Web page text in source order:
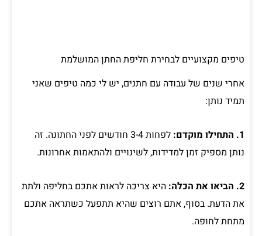
טיפים מקצועיים לבחירת חליפת החתן המושלמת
אחרי שנים של עבודה עם חתנים, יש לי כמה טיפים שאני
תמיד נותן:
1. התחילו מוקדם:
לפחות 3-4 חודשים לפני החתונה. זה
נותן מספיק זמן למדידות, לשינויים ולהתאמות אחרונות.
2. הביאו את הכלה:
היא צריכה לראות אתכם בחליפה ולתת
את הדעת. בסוף, אתם רוצים שהיא תתפעל כשתראה אתכם
מתחת לחופה.